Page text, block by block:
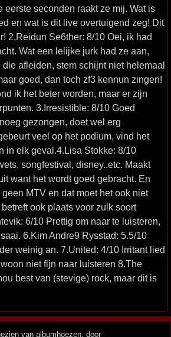
eerste seconden raakt ze mij. Wat is
en wat is dit live overtuigend zeg! Dit
2.Reidun Se6ther: 8/10 Oei, ik had
Wat een lelijke jurk had ze aan,
afleiden, stem schijnt niet helemaal
goed, dan toch zf3 kennun zingen!
ik het beter worden, maar er zijn
3.Irresistible: 8/10 Goed
gezongen, doet wel erg
veel op het podium, vind het
in elk geval.4.Lisa Stokke: 8/10
songfestival, disney..etc. Maakt
want het wordt goed gebracht. En
MTV en dat moet het ook niet
ook plaats voor zulk soort
6/10 Prettig om naar te luisteren,
6.Kim Andre9 Rysstad: 5.5/10
weinig an. 7.United: 4/10 Irritant lied
niet fijn naar luisteren 8.The
best van (stevige) rock, maar dit is
van albumhoezen, door